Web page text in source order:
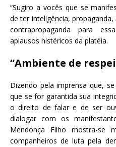
“Sugiro a vocês que se
de ter inteligência, propaganda,
contrapropaganda para
aplausos histéricos da platéia.
“Ambiente de
Dizendo pela imprensa que,
que se for garantida sua
o direito de falar e de ser
dialogar com os
Mendonça Filho mostra-se
companheiros de luta pela